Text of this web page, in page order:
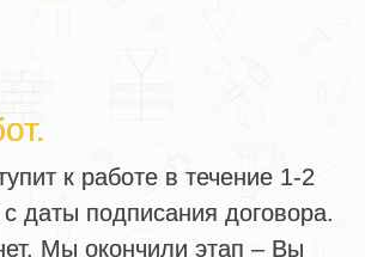
к работе в течение 1-2
даты подписания договора.
Мы окончили этап – Вы